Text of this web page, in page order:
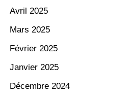
Avril 2025
Mars 2025
Février 2025
Janvier 2025
Décembre 2024